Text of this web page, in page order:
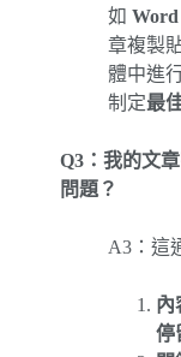
如 Word
章複製
體中進
制定最
Q3：我的文
問題？
A3：這
內
停